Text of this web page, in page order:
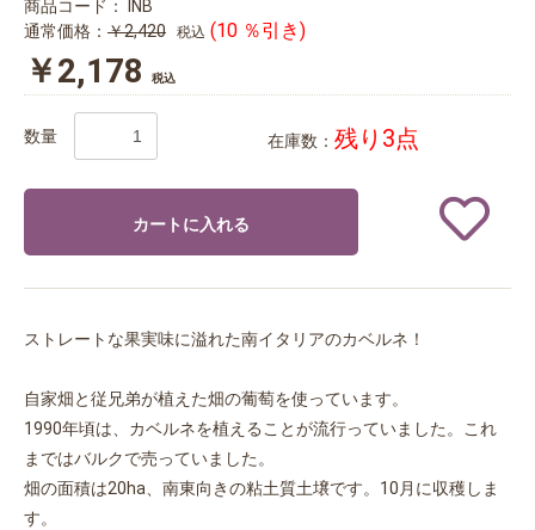
商品コード：
INB
通常価格： ￥2,420 税込 (10 ％引き)
￥2,178 税込
数量 在庫数： 残り3点
カートに入れる
ストレートな果実味に溢れた南イタリアのカベルネ！
自家畑と従兄弟が植えた畑の葡萄を使っています。
1990年頃は、カベルネを植えることが流行っていました。これ
まではバルクで売っていました。
畑の面積は20ha、南東向きの粘土質土壌です。10月に収穫しま
す。